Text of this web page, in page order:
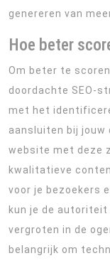
genereren van
Hoe beter
Om beter te
doordachte SEO-
met het
aansluiten bij jouw
website met deze
kwalitatieve
voor je bezoekers
kun je de
vergroten in de
belangrijk om